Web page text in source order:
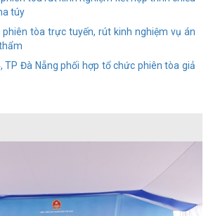
túy
phiên tòa trực tuyến, rút kinh nghiệm vụ án
TP Đà Nẵng phối hợp tổ chức phiên tòa giả